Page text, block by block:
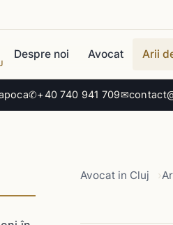
✆+40 740 941 709✉
Despre noi Avocat Arii
Avocat in Cluj